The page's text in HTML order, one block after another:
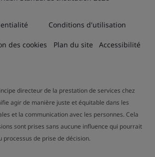
Conditions d'utilisation
des cookies Plan du site Accessibilité
directeur de la prestation de services chez
agir de manière juste et équitable dans les
et la communication avec les personnes. Cela
sont prises sans aucune influence qui pourrait
de prise de décision.